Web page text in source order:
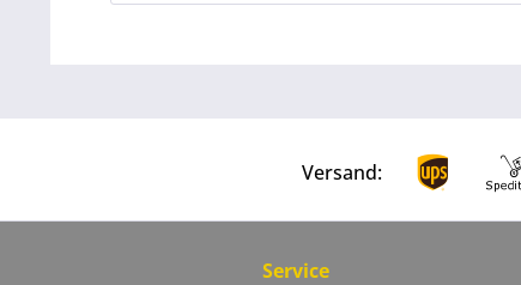
Versand:
Service